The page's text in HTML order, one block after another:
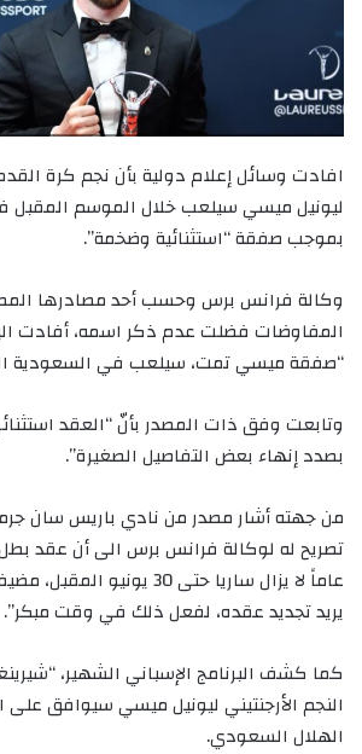
افادت وسائل إعلام دولية بأن نجم كرة القدم
ليونيل ميسي سيلعب خلال الموسم المقبل
بموجب صفقة “استثنائية وضخمة”.
وكالة فرانس برس وحسب أحد مصادرها
المفاوضات فضلت عدم ذكر اسمه، أفادت
“صفقة ميسي تمت، سيلعب في السعودية
وتابعت وفق ذات المصدر بأنّ “العقد
بصدد إنهاء بعض التفاصيل الصغيرة”.
من جهته أشار مصدر من نادي باريس سان
عاماً لا يزال ساريا حتى 30
يريد تجديد عقده، لفعل ذلك في وقت مبكر”.
كما كشف البرنامج الإسباني الشهير،
النجم الأرجنتيني ليونيل ميسي سيوافق على
الهلال السعودي.